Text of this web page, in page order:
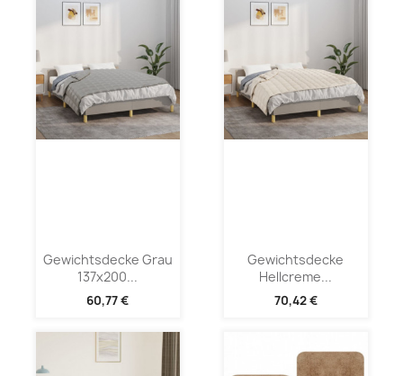
Gewichtsdecke Grau
137x200...
60,77 €
Gewichtsdecke
Hellcreme...
70,42 €